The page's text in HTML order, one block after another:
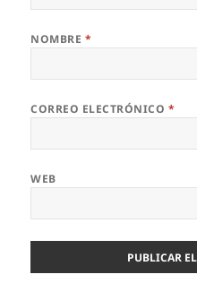
NOMBRE *
CORREO ELECTRÓNICO *
WEB